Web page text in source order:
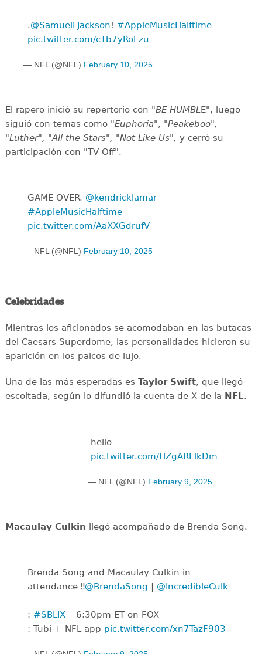
.@SamuelLJackson! #AppleMusicHalftime
pic.twitter.com/cTb7yRoEzu
— NFL (@NFL) February 10, 2025
El rapero inició su repertorio con "BE HUMBLE", luego
siguió con temas como "Euphoria", "Peakeboo",
"Luther", "All the Stars", "Not Like Us", y cerró su
participación con "TV Off".
GAME OVER. @kendricklamar
#AppleMusicHalftime
pic.twitter.com/AaXXGdrufV
— NFL (@NFL) February 10, 2025
Celebridades
Mientras los aficionados se acomodaban en las butacas
del Caesars Superdome, las personalidades hicieron su
aparición en los palcos de lujo.
Una de las más esperadas es Taylor Swift, que llegó
escoltada, según lo difundió la cuenta de X de la NFL.
hello
pic.twitter.com/HZgARFlkDm
— NFL (@NFL) February 9, 2025
Macaulay Culkin llegó acompañado de Brenda Song.
Brenda Song and Macaulay Culkin in
attendance ‼️@BrendaSong | @IncredibleCulk
: #SBLIX – 6:30pm ET on FOX
: Tubi + NFL app pic.twitter.com/xn7TazF903